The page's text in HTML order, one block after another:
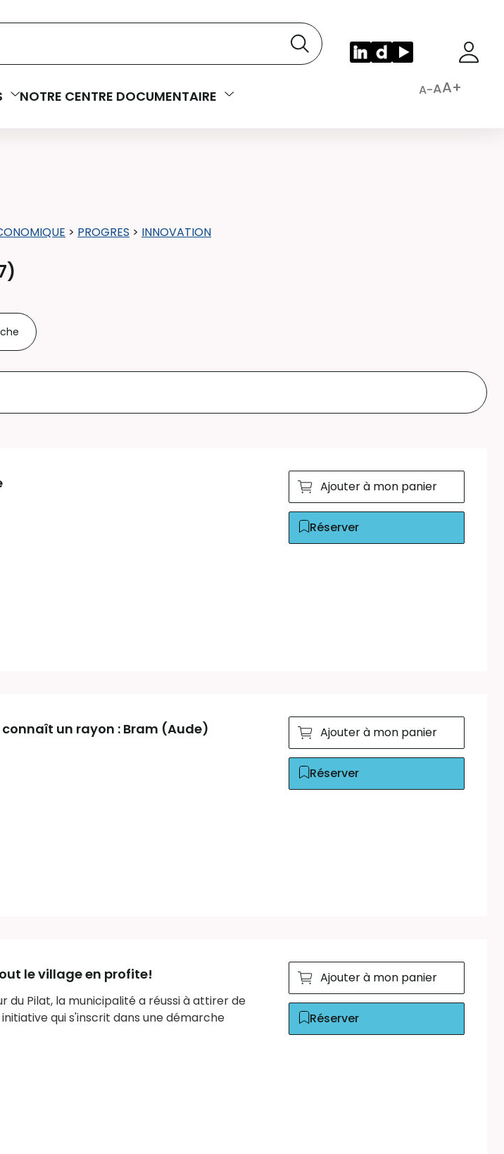
NOTRE CENTRE DOCUMENTAIRE A-AA+
> PROGRES > INNOVATION
)
Ajouter à mon panier
Réserver
un rayon : Bram (Aude) Ajouter à mon panier
Réserver
le village en profite!
du Pilat, la municipalité a réussi à attirer de
qui s'inscrit dans une démarche
Ajouter à mon panier
Réserver